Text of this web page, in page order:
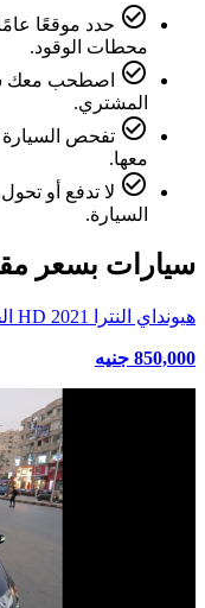
check_circle_outline حدد موقعًا عامًا
محطات الوقود.
check_circle_outline
اصطحب معك
المشتري.
check_circle_outline تفحص السيارة
معها.
check_circle_outline لا تدفع أو
السيارة.
سيارات بسعر
هيونداي النترا HD 2021 الجيزة أسود
850,000 جنيه